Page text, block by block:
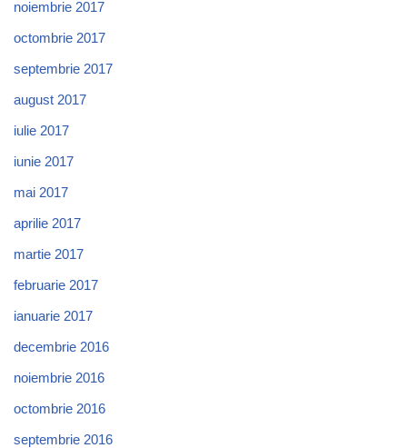
noiembrie 2017
octombrie 2017
septembrie 2017
august 2017
iulie 2017
iunie 2017
mai 2017
aprilie 2017
martie 2017
februarie 2017
ianuarie 2017
decembrie 2016
noiembrie 2016
octombrie 2016
septembrie 2016